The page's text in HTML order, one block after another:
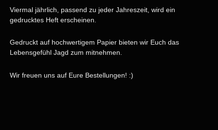
Viermal jährlich, passend zu jeder Jahreszeit, wird ein
gedrucktes Heft erscheinen.
Gedruckt auf hochwertigem Papier bieten wir Euch das
Lebensgefühl Jagd zum mitnehmen.
Wir freuen uns auf Eure Bestellungen! :)